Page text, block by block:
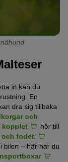
in kan du
En
dra sig tillbaka
och
kopplet
hör till
foder.
bilen – här har du